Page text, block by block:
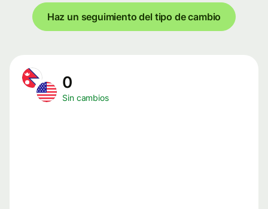
Haz un seguimiento del tipo de cambio
0
Sin cambios